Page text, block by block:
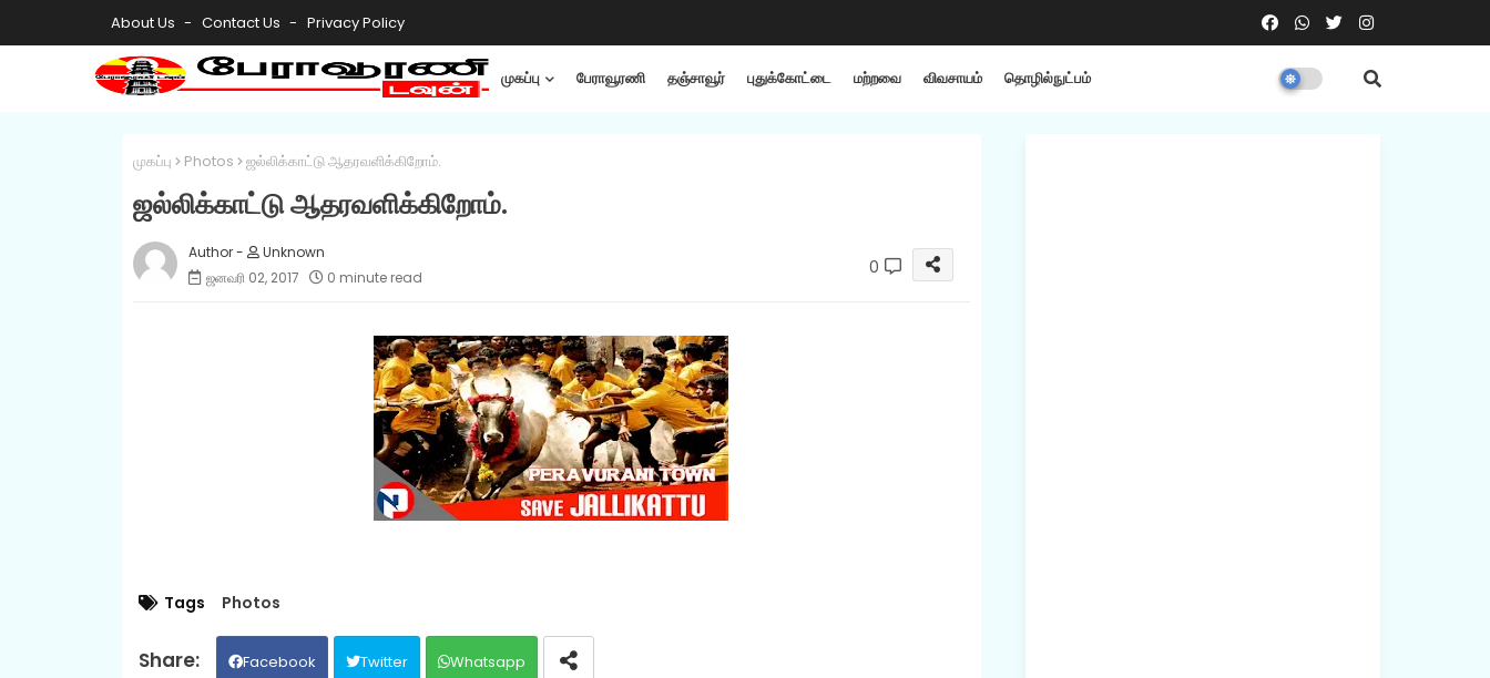
About Us Contact Us Privacy Policy
முகப்பு பேராவூரணி தஞ்சாவூர் புதுக்கோட்டை மற்றவை விவசாயம் தொழில்நுட்பம்
முகப்பு Photos ஜல்லிக்காட்டு ஆதரவளிக்கிறோம்.
ஜல்லிக்காட்டு ஆதரவளிக்கிறோம்.
Unknown
ஜனவரி 02, 2017
0 minute read 0
Tags Photos
Facebook Twitter Whatsapp